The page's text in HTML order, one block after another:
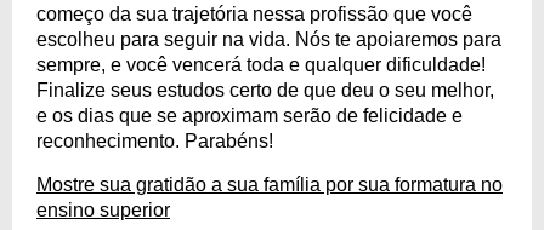
começo da sua trajetória nessa profissão que você
escolheu para seguir na vida. Nós te apoiaremos para
sempre, e você vencerá toda e qualquer dificuldade!
Finalize seus estudos certo de que deu o seu melhor,
e os dias que se aproximam serão de felicidade e
reconhecimento. Parabéns!
Mostre sua gratidão a sua família por sua formatura no
ensino superior